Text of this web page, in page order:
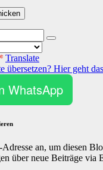
Translate
übersetzen? Hier geht
WhatsApp
an, um diesen
über neue Beiträge via